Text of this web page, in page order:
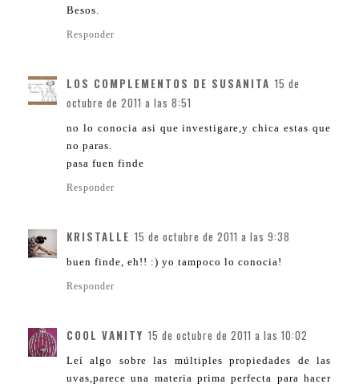
Besos.
Responder
LOS COMPLEMENTOS DE SUSANITA 15 de
octubre de 2011 a las 8:51
no lo conocia asi que investigare,y chica estas que
no paras.
pasa fuen finde
Responder
KRISTALLE 15 de octubre de 2011 a las 9:38
buen finde, eh!! :) yo tampoco lo conocia!
Responder
COOL VANITY 15 de octubre de 2011 a las 10:02
Leí algo sobre las múltiples propiedades de las
uvas,parece una materia prima perfecta para hacer